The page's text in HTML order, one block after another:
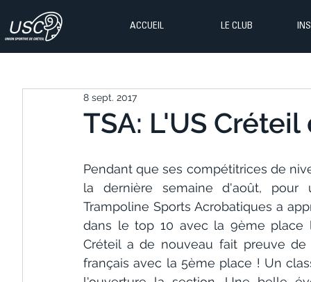
ACCUEIL LE CLUB
TSA: L'US
8 sept. 2017
Pendant que ses compétitrices de
la dernière semaine d'août,
Trampoline Sports Acrobatiques a
dans le top 10 avec la 9ème place
Créteil a de nouveau fait preuve
français avec la 5ème place ! Un